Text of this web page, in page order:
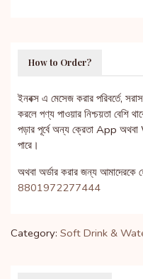
How to Order?
ইনবক্স এ মেসেজ করার পরিবর্তে,
করলে পণ্য পাওয়ার নিশ্চয়তা বেশি
পড়ার পূর্বে অন্য ক্রেতা App
পারে।
অথবা অর্ডার করার জন্য আমাদেরকে
8801972277444
Category: Soft Drink &